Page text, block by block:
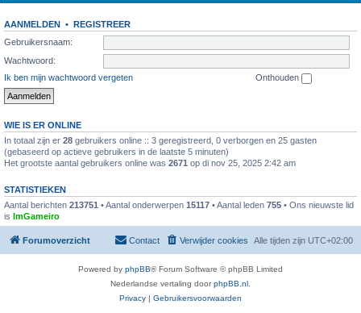
AANMELDEN • REGISTREER
Gebruikersnaam:
Wachtwoord:
Ik ben mijn wachtwoord vergeten
Onthouden
WIE IS ER ONLINE
In totaal zijn er 28 gebruikers online :: 3 geregistreerd, 0 verborgen en 25 gasten
(gebaseerd op actieve gebruikers in de laatste 5 minuten)
Het grootste aantal gebruikers online was 2671 op di nov 25, 2025 2:42 am
STATISTIEKEN
Aantal berichten 213751 • Aantal onderwerpen 15117 • Aantal leden 755 • Ons nieuwste lid
is ImGameiro
Forumoverzicht Alle tijden zijn UTC+02:00
Verwijder cookies
Contact
Powered by phpBB® Forum Software © phpBB Limited
Nederlandse vertaling doorphpBB.nl
Privacy | Gebruikersvoorwaarden